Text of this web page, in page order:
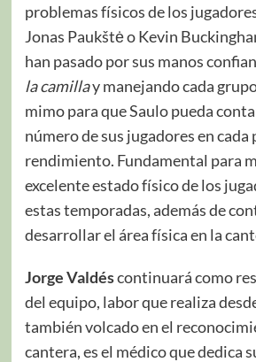
problemas físicos de los
Jonas Paukštė o Kevin
han pasado por sus manos
la camillay manejando cada
mimo para que Saulo pueda
número de sus jugadores en
rendimiento. Fundamental para
excelente estado físico de los
estas temporadas, además de
desarrollar el área física en la
Jorge Valdéscontinuará como
del equipo, labor que realiza
también volcado en el
cantera, es el médico que dedica